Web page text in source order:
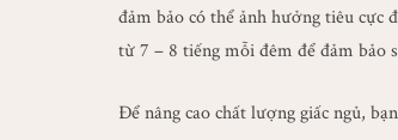
đảm bảo có thể ảnh hưởng tiêu cực
từ 7 – 8 tiếng mỗi đêm để đảm bảo
Để nâng cao chất lượng giấc ngủ,